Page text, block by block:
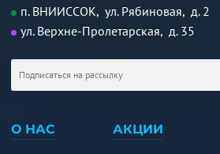
п. ВНИИССОК, ул. Рябиновая, д. 2
ул. Верхне-Пролетарская, д. 35
О НАС АКЦИИ